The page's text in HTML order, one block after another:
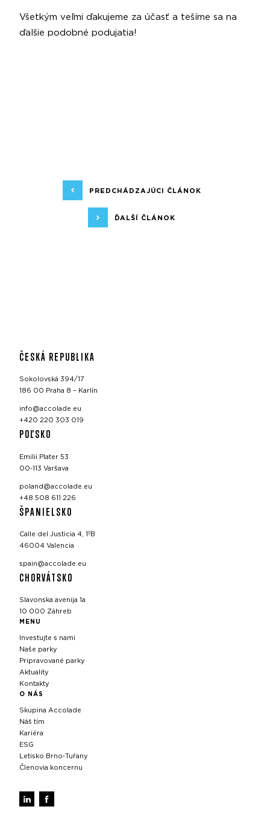
Všetkým veľmi ďakujeme za účasť a tešíme sa na
ďalšie podobné podujatia!
PREDCHÁDZAJÚCI ČLÁNOK
ĎALŠÍ ČLÁNOK
ČESKÁ REPUBLIKA
Sokolovská 394/17
186 00 Praha 8 – Karlín
info@accolade.eu
+420 220 303 019
POĽSKO
Emilii Plater 53
00-113 Varšava
poland@accolade.eu
+48 508 611 226
ŠPANIELSKO
Calle del Justicia 4, 1ºB
46004 Valencia
spain@accolade.eu
CHORVÁTSKO
Slavonska avenija 1a
10 000 Záhreb
MENU
Investujte s nami
Naše parky
Pripravované parky
Aktuality
Kontakty
O NÁS
Skupina Accolade
Náš tím
Kariéra
ESG
Letisko Brno‑Tuřany
Členovia koncernu